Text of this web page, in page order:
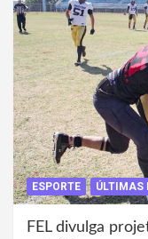
ESPORTE ÚLTIMAS
FEL divulga